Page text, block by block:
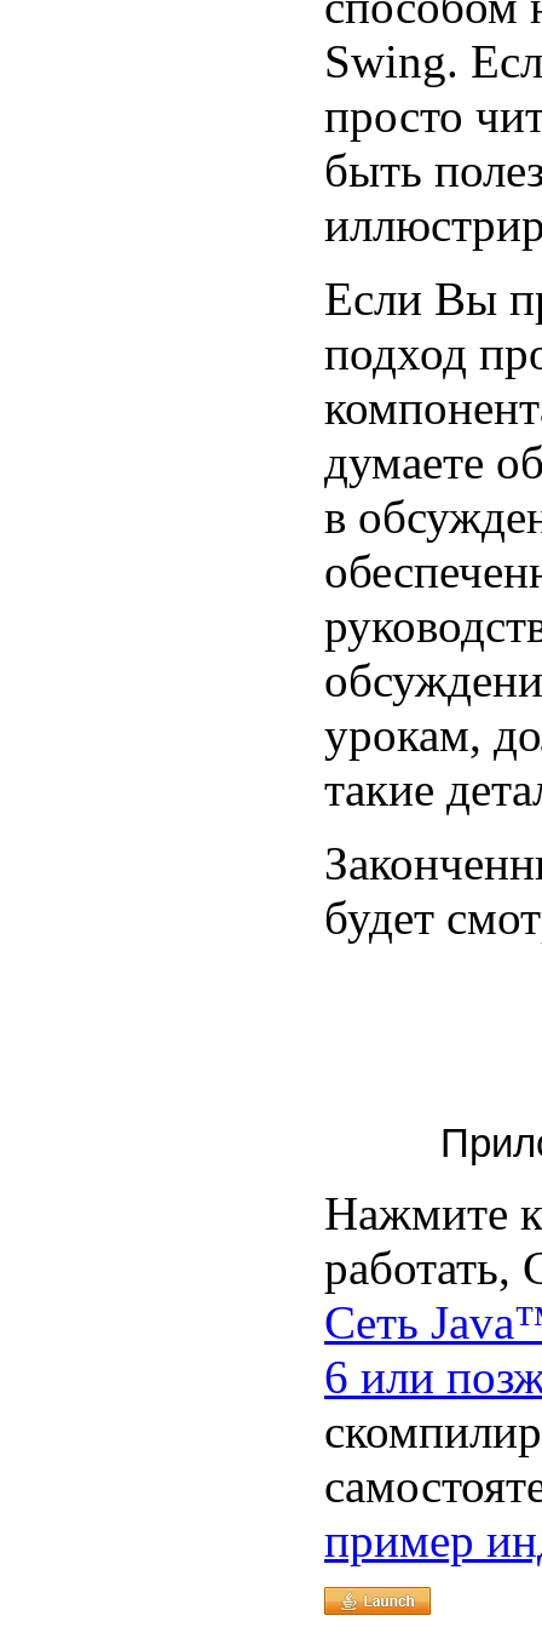
Swing.
просто
быть
Если Вы
подход
думаете
в
урокам,
такие
будет
Нажмите
работать,
Сеть
6 или
пример